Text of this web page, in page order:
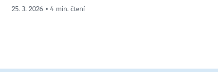
25. 3. 2026 ▪ 4 min. čtení